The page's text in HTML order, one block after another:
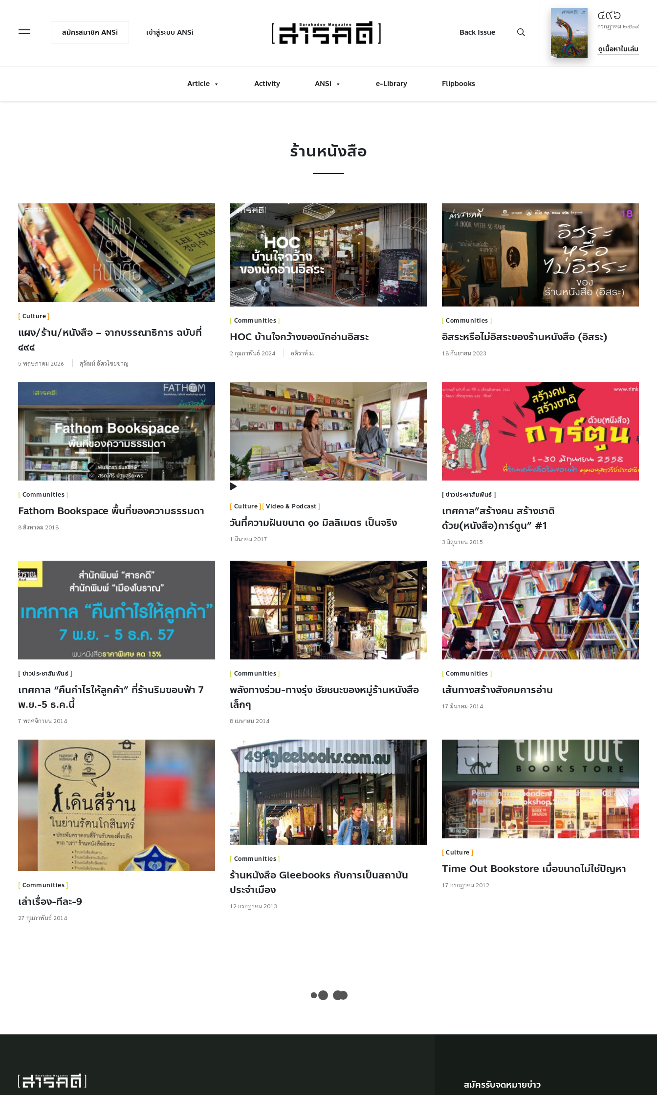
Open Menuสมัครสมาชิก ANSi เข้าสู่ระบบ ANSi Back Issue
๔๙๖
กรกฎาคม ๒๕๖๙
ดูเนื้อหาในเล่ม
Article Activity ANSi e-Library Flipbooks
ร้านหนังสือ
Culture
แผง/ร้าน/หนังสือ – จากบรรณาธิการ ฉบับที่
๔๙๔
5 พฤษภาคม 2026 สุวัฒน์ อัศวไชยชาญ
Communities
HOC บ้านใจกว้างของนักอ่านอิสระ
2 กุมภาพันธ์ 2024 อดิราห์ ม.
Communities
อิสระหรือไม่อิสระของร้านหนังสือ (อิสระ)
18 กันยายน 2023
Communities
Fathom Bookspace พื้นที่ของความธรรมดา
8 สิงหาคม 2018
Culture Video & Podcast
วันที่ความฝันขนาด ๑๐ มิลลิเมตร เป็นจริง
1 มีนาคม 2017
ข่าวประชาสัมพันธ์
เทศกาล”สร้างคน สร้างชาติ
ด้วย(หนังสือ)การ์ตูน” #1
3 มิถุนายน 2015
ข่าวประชาสัมพันธ์
เทศกาล “คืนกำไรให้ลูกค้า” ที่ร้านริมขอบฟ้า 7
พ.ย.-5 ธ.ค.นี้
7 พฤศจิกายน 2014
Communities
พลังทางร่วม-ทางรุ่ง ชัยชนะของหมู่ร้านหนังสือ
เล็กๆ
8 เมษายน 2014
Communities
เส้นทางสร้างสังคมการอ่าน
17 มีนาคม 2014
Communities
เล่าเรื่อง-ทีละ-9
27 กุมภาพันธ์ 2014
Communities
ร้านหนังสือ Gleebooks กับการเป็นสถาบัน
ประจำเมือง
12 กรกฎาคม 2013
Culture
Time Out Bookstore เมื่อขนาดไม่ใช่ปัญหา
17 กรกฎาคม 2012
“Cook The Books” The Cookbook Store
ตัวอย่างร้านเล็กแต่ลึก
หนังสือเมืองไทย